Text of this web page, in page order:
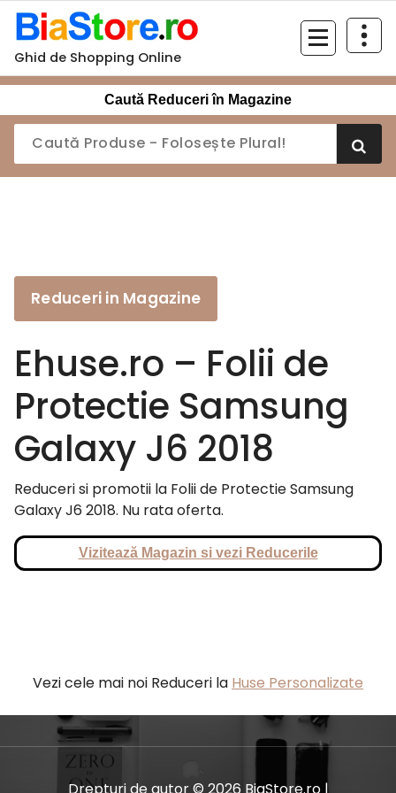
Sari
conținut
Ghid de Shopping Online
Caută Reduceri în Magazine
Reduceri in Magazine
Ehuse.ro – Folii de
Protectie Samsung
Galaxy J6 2018
Reduceri si promotii la Folii de Protectie Samsung
Galaxy J6 2018. Nu rata oferta.
Vizitează Magazin si vezi Reducerile
Vezi cele mai noi Reduceri la Huse Personalizate